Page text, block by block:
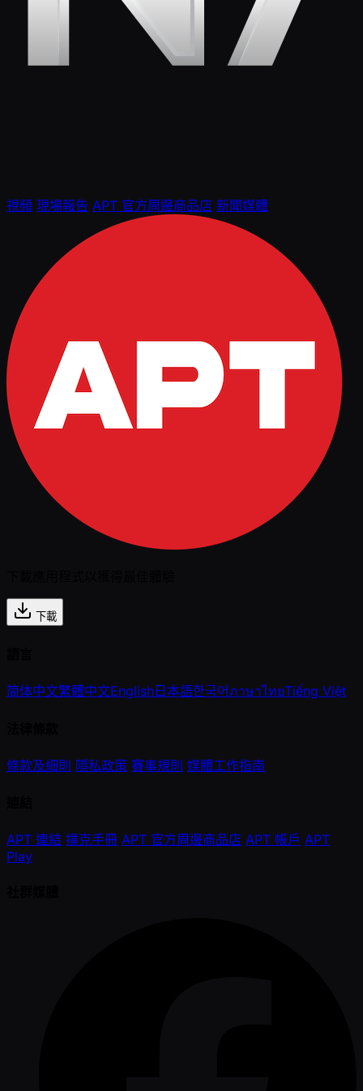
視頻 現場報告 APT 官方周邊商品店 新聞媒體
下載
简体中文繁體中文English日本語한국어ภาษาไทยTiếng Việt
條款及細則 隱私政策 賽事規則 媒體工作指南
APT 連結 撲克手冊 APT 官方周邊商品店 APT 帳戶 APT
Play